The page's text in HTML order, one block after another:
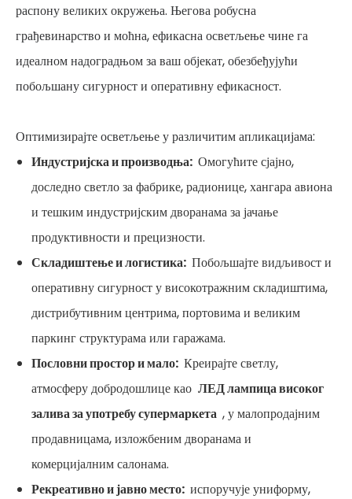
распону великих окружења. Његова робусна
грађевинарство и моћна, ефикасна осветљење чине га
идеалном надоградњом за ваш објекат, обезбеђујући
побољшану сигурност и оперативну ефикасност.
Оптимизирајте осветљење у различитим апликацијама:
Индустријска и производња: Омогућите сјајно,
доследно светло за фабрике, радионице, хангара авиона
и тешким индустријским дворанама за јачање
продуктивности и прецизности.
Складиштење и логистика: Побољшајте видљивост и
оперативну сигурност у високотражним складиштима,
дистрибутивним центрима, портовима и великим
паркинг структурама или гаражама.
Пословни простор и мало: Креирајте светлу,
атмосферу добродошлице као ЛЕД лампица високог
залива за употребу супермаркета , у малопродајним
продавницама, изложбеним дворанама и
комерцијалним салонама.
Рекреативно и јавно место: испоручује униформу,